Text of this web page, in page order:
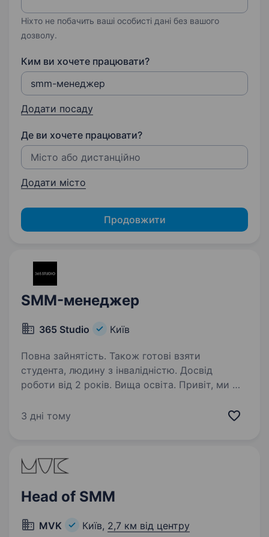
Ніхто не побачить ваші особисті дані без вашого
дозволу.
Ким ви хочете працювати?
Додати посаду
Де ви хочете працювати?
Додати місто
Продовжити
SMM-менеджер
365 Studio Київ
Повна зайнятість. Також готові взяти
студента, людину з інвалідністю. Досвід
роботи від 2 років. Вища освіта. Привіт, ми —
покоління. Понад 6 років ми створюємо
на зовнішність, а й на внутрішній…
3 дні тому
Head of SMM
MVK Київ, 2,7 км від центру